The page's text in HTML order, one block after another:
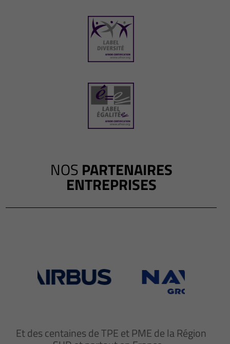
NOS PARTENAIRES
ENTREPRISES
Et des centaines de TPE et PME de la Région